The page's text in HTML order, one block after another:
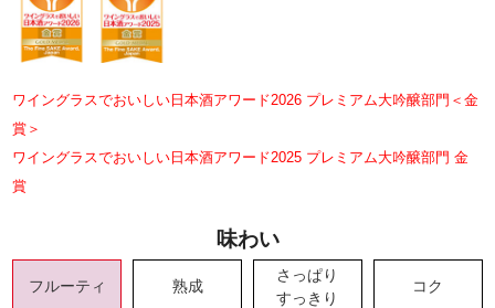
ワイングラスでおいしい日本酒アワード2026 プレミアム大吟醸部門＜金
賞＞
ワイングラスでおいしい日本酒アワード2025 プレミアム大吟醸部門 金
賞
味わい
フルーティ 熟成
さっぱり
すっきり
コク